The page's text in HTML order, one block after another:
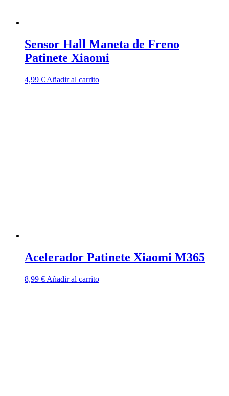
Sensor Hall Maneta de Freno
Patinete Xiaomi
4,99 € Añadir al carrito
Acelerador Patinete Xiaomi M365
8,99 € Añadir al carrito